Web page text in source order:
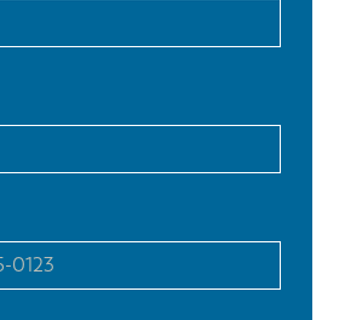
EN-US